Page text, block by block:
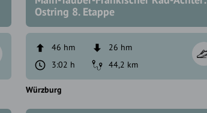
Ostring 8. Etappe
46 hm
26 hm
3:02 h
44,2 km
Würzburg